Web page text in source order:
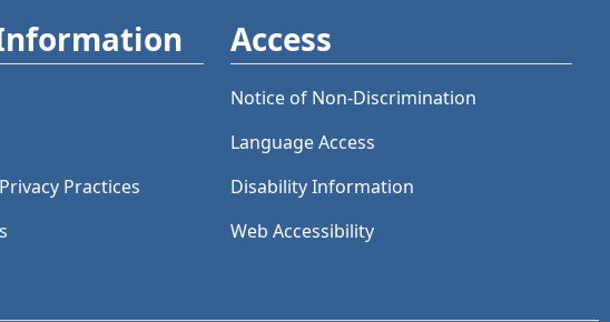
Practices
Access
Notice of Non-Discrimination
Language Access
Disability Information
Web Accessibility